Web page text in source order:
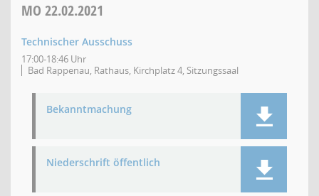
MO 22.02.2021
Technischer Ausschuss
17:00-18:46 Uhr
Bad Rappenau, Rathaus, Kirchplatz 4, Sitzungssaal
Bekanntmachung
Niederschrift öffentlich